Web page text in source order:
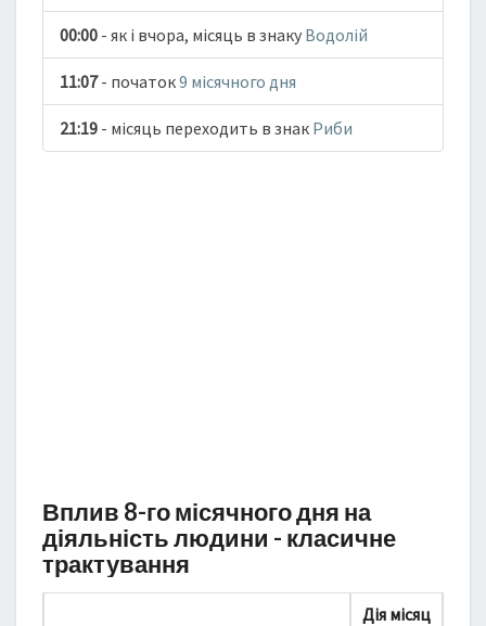
00:00 - як і вчора, місяць в знаку Водолій
11:07- початок9 місячного дня
21:19 - місяць переходить в знак Риби
Вплив 8-го місячного дня на
діяльність людини - класичне
трактування
Дія місяц